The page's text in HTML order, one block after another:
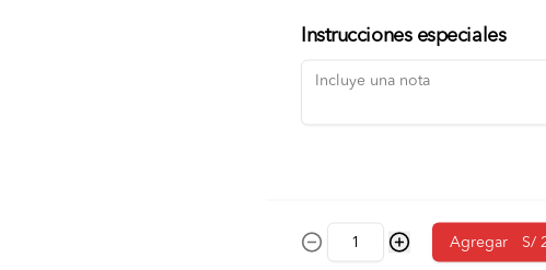
Instrucciones especiales
Agregar S/